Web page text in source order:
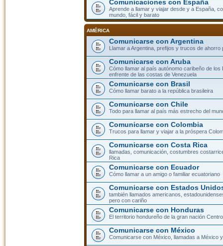
Comunicaciones con España
Aprende a llamar y viajar desde y a España,
mundo, fácil y barato
AMÉRICA
Comunicarse con Argentina
Llamar a Argentina, prefijos y trucos de ahorro
Comunicarse con Aruba
Cómo llamar al país autónomo caribeño de los
enfrente de las costas de Venezuela
Comunicarse con Brasil
Cómo llamar barato a la república brasileira
Comunicarse con Chile
Todo para llamar al país más estrecho del
Comunicarse con Colombia
Trucos para llamar y viajar a la próspera
Comunicarse con Costa Rica
llamadas, comunicación, costumbres
Rica
Comunicarse con Ecuador
Cómo llamar a un amigo o familiar ecuatoriano
Comunicarse con Estados
también llamados americanos,
pero con cariño
Comunicarse con Honduras
El territorio hondureño de la gran nación
Comunicarse con México
Comunicarse con México, llamadas a México